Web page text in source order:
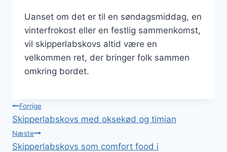
Uanset om det er til en søndagsmiddag, en
vinterfrokost eller en festlig sammenkomst,
vil skipperlabskovs altid være en
velkommen ret, der bringer folk sammen
omkring bordet.
Indlægsnavigation
Forrige
Skipperlabskovs med oksekød og timian
Næste
Skipperlabskovs som comfort food i